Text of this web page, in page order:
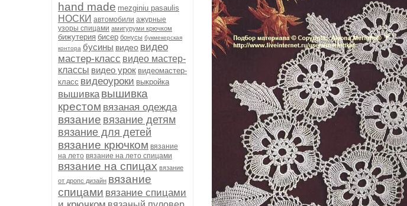
hand made mezginiu pasaulis
НОСКИ автомобили ажурные
узоры спицами амигуруми крючком
бижутерия бисер бонусы букмекерская
контора бусины видео видео
мастер-класс видео мастер-
классы видео урок видеомастер-
класс видеоуроки выкройка
вышивка вышивка
крестом вязаная одежда
вязание вязание детям
вязание для детей
вязание крючком вязание
на лето вязание на лето спицами
вязание на спицах вязание
от дропс дизайн вязание
спицами вязание спицами